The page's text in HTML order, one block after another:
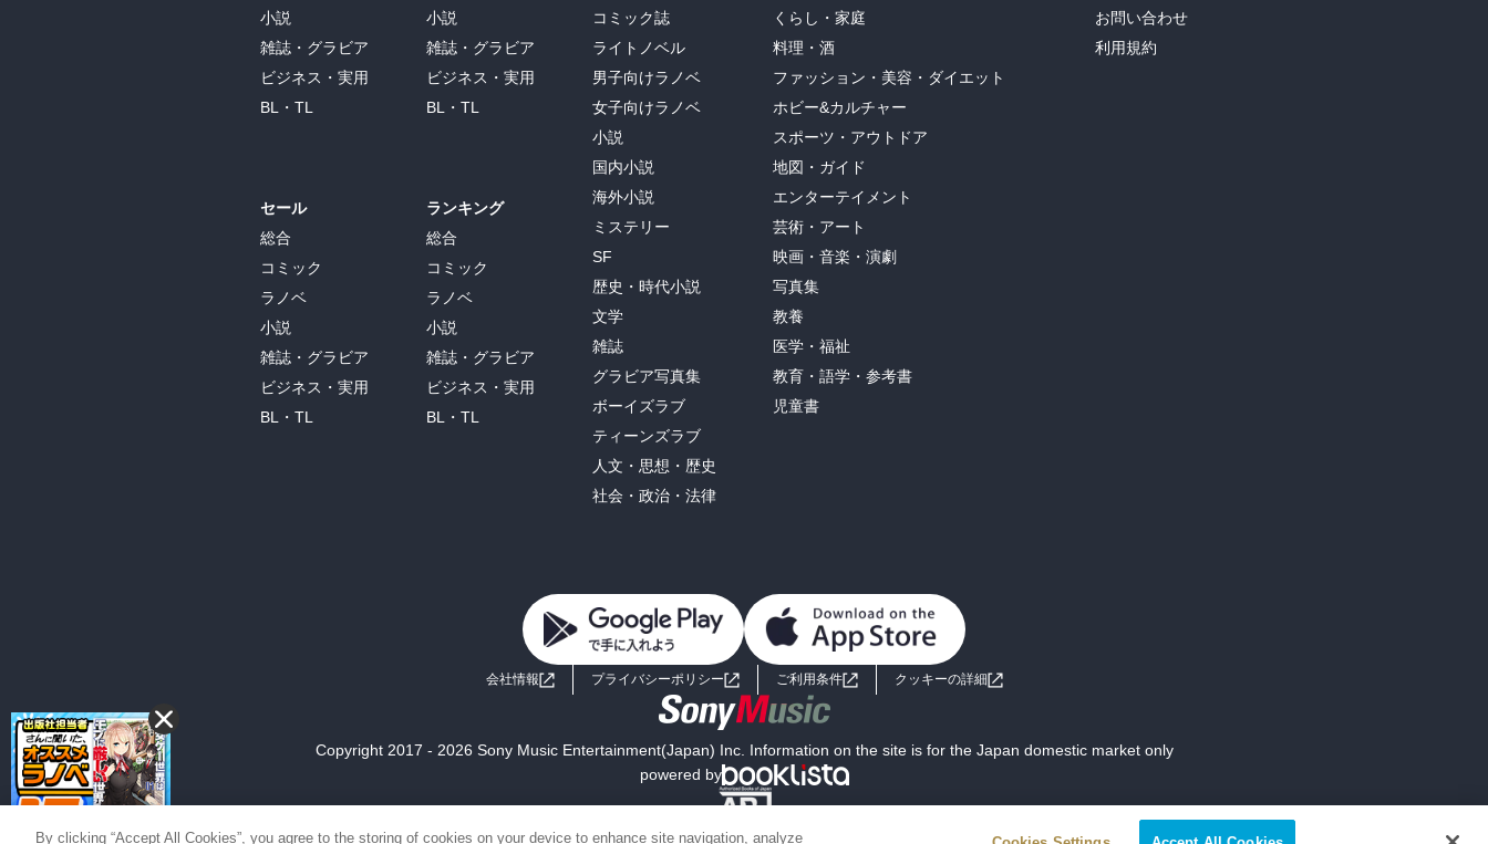
小説
雑誌・グラビア
ビジネス・実用
BL・TL
セール
総合
コミック
ラノベ
小説
雑誌・グラビア
ビジネス・実用
BL・TL
小説
雑誌・グラビア
ビジネス・実用
BL・TL
ランキング
総合
コミック
ラノベ
小説
雑誌・グラビア
ビジネス・実用
BL・TL
コミック誌
ライトノベル
男子向けラノベ
女子向けラノベ
小説
国内小説
海外小説
ミステリー
SF
歴史・時代小説
文学
雑誌
グラビア写真集
ボーイズラブ
ティーンズラブ
人文・思想・歴史
社会・政治・法律
くらし・家庭
料理・酒
ファッション・美容・ダイエット
ホビー&カルチャー
スポーツ・アウトドア
地図・ガイド
エンターテイメント
芸術・アート
映画・音楽・演劇
写真集
教養
医学・福祉
教育・語学・参考書
児童書
お問い合わせ
利用規約
会社情報 プライバシーポリシー ご利用条件 クッキーの詳細
Copyright 2017 - 2026 Sony Music Entertainment(Japan) Inc. Information on the site is for the Japan domestic market only
powered by
By clicking “Accept All Cookies”, you agree to the storing of cookies on your device to enhance site navigation, analyze